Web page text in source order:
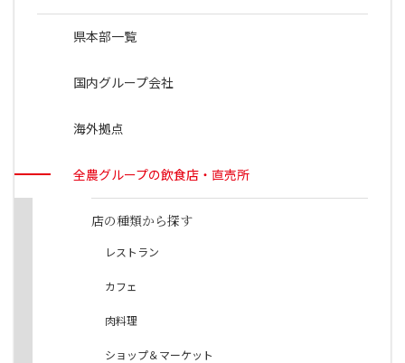
県本部一覧
国内グループ会社
海外拠点
全農グループの飲食店・直売所
店の種類から探す
レストラン
カフェ
肉料理
ショップ＆マーケット